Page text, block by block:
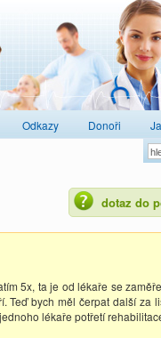
Odkazy Donoři
dotaz do
5x, ta je od lékaře se
bych měl čerpat další za
lékaře potřetí